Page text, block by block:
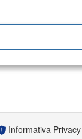
Informativa Privacy